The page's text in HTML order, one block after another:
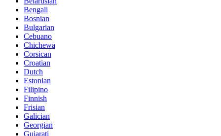
Bengali
Bosnian
Bulgarian
Cebuano
Chichewa
Corsican
Croatian
Dutch
Estonian
Filipino
Finnish
Frisian
Galician
Georgian
Gujarati